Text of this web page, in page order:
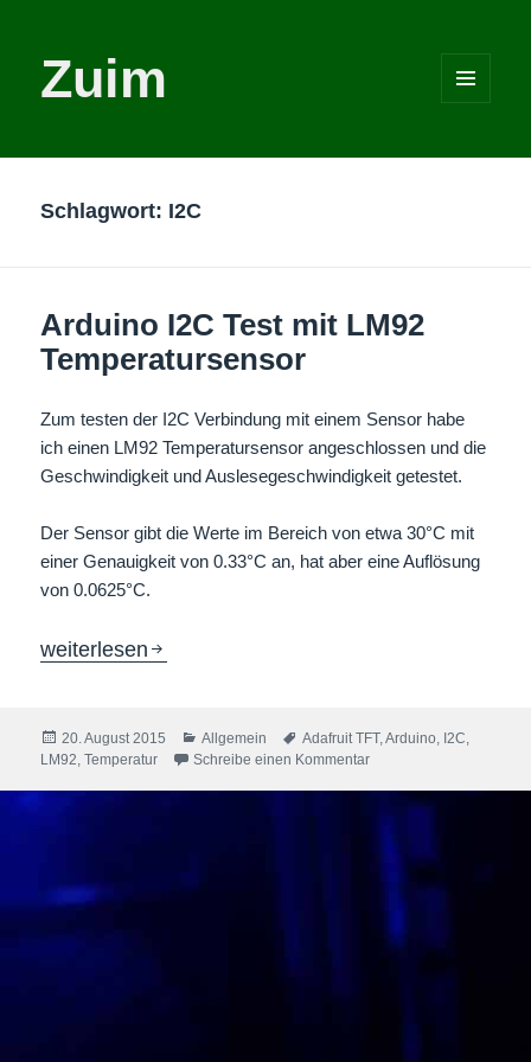
Zuim
Schlagwort: I2C
Arduino I2C Test mit LM92
Temperatursensor
Zum testen der I2C Verbindung mit einem Sensor habe
ich einen LM92 Temperatursensor angeschlossen und die
Geschwindigkeit und Auslesegeschwindigkeit getestet.
Der Sensor gibt die Werte im Bereich von etwa 30°C mit
einer Genauigkeit von 0.33°C an, hat aber eine Auflösung
von 0.0625°C.
Arduino I2C Test mit LM92 Temperatursensor
weiterlesen
Veröffentlicht
am
20. August 2015 Kategorien
Allgemein Schlagwörter
Adafruit TFT,Arduino, I2C,
LM92,Temperatur Schreibe einen Kommentarzu Arduino I2C Test mit